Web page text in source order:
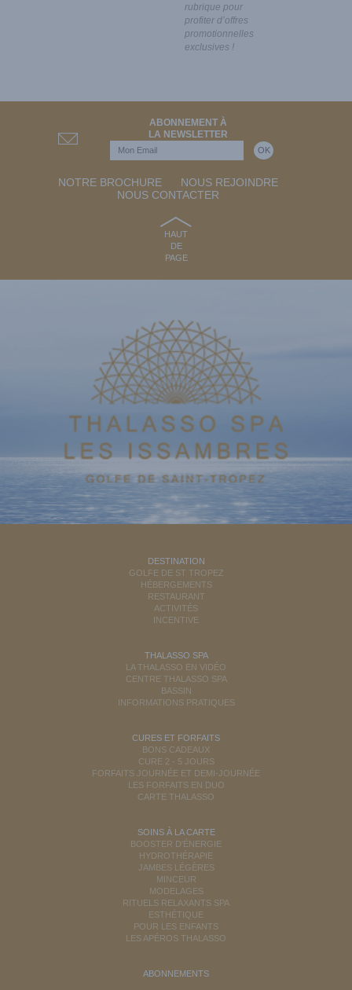
rubrique pour
profiter d’offres
promotionnelles
exclusives !
ABONNEMENT À
LA NEWSLETTER
NOTRE BROCHURE
NOUS REJOINDRE
NOUS CONTACTER
HAUT
DE
PAGE
DESTINATION
GOLFE DE ST TROPEZ
HÉBERGEMENTS
RESTAURANT
ACTIVITÉS
INCENTIVE
THALASSO SPA
LA THALASSO EN VIDÉO
CENTRE THALASSO SPA
BASSIN
INFORMATIONS PRATIQUES
CURES ET FORFAITS
BONS CADEAUX
CURE 2 - 5 JOURS
FORFAITS JOURNÉE ET DEMI-JOURNÉE
LES FORFAITS EN DUO
CARTE THALASSO
SOINS À LA CARTE
BOOSTER D'ÉNERGIE
HYDROTHÉRAPIE
JAMBES LÉGÈRES
MINCEUR
MODELAGES
RITUELS RELAXANTS SPA
ESTHÉTIQUE
POUR LES ENFANTS
LES APÉROS THALASSO
ABONNEMENTS